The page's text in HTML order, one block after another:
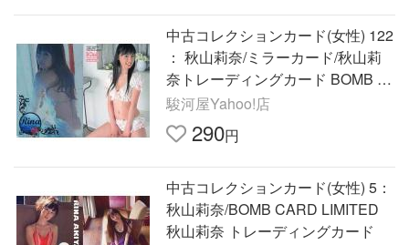
中古コレクションカード(女性) 122
： 秋山莉奈/ミラーカード/秋山莉
奈トレーディングカード BOMB C
ARD L
駿河屋Yahoo!店
290円
中古コレクションカード(女性) 5：
秋山莉奈/BOMB CARD LIMITED
秋山莉奈 トレーディングカード